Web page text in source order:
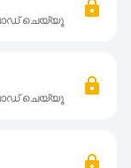
ചെയ്യൂ
ചെയ്യൂ